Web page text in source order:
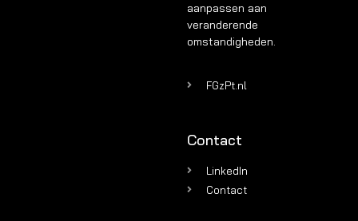
aanpassen aan
veranderende
omstandigheden.
FGzPt.nl
Contact
LinkedIn
Contact